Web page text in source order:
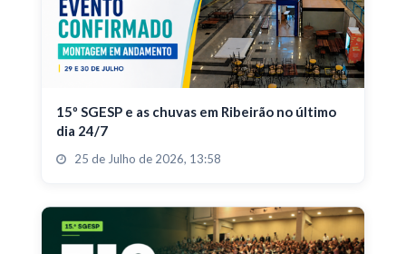
15º SGESP e as chuvas em Ribeirão no último
dia 24/7
25 de Julho de 2026, 13:58